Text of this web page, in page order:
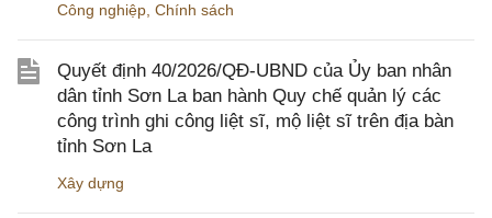
Công nghiệp Chính sách
Quyết định 40/2026/QĐ-UBND của Ủy ban nhân
dân tỉnh Sơn La ban hành Quy chế quản lý các
công trình ghi công liệt sĩ, mộ liệt sĩ trên địa bàn
tỉnh Sơn La
Xây dựng